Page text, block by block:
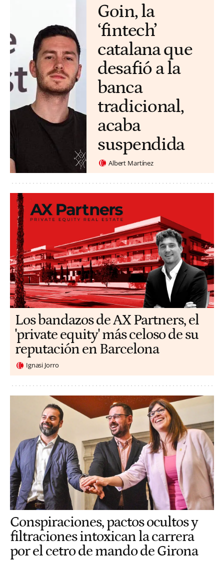
Goin, la
‘fintech’
catalana que
desafió a la
banca
tradicional,
acaba
suspendida
Albert Martínez
Los bandazos de AX Partners, el
'private equity' más celoso de su
reputación en Barcelona
Ignasi Jorro
Conspiraciones, pactos ocultos y
filtraciones intoxican la carrera
por el cetro de mando de Girona